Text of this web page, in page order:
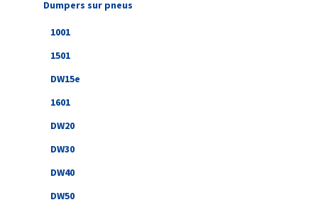
Dumpers sur pneus
1001
1501
DW15e
1601
DW20
DW30
DW40
DW50